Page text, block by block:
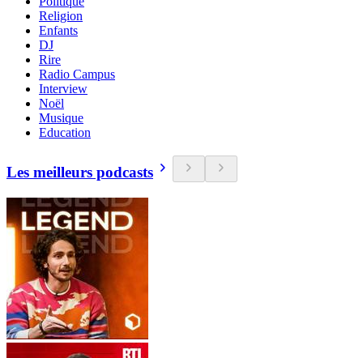
Religion
Enfants
DJ
Rire
Radio Campus
Interview
Noël
Musique
Education
Les meilleurs podcasts